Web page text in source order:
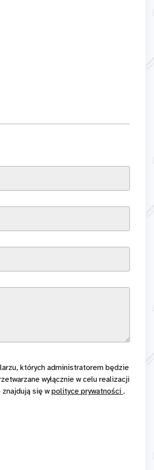
wyłącznie w celu realizacji
znajdują się wpolityce prywatności .